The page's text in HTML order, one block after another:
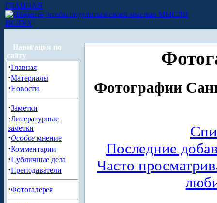
ГЛАВНАЯ
МЫСЛИ
ВСЛУХ
Навигация по
сайту
·Главная
·Материалы
·Новости
·Заметки
·Литературные
заметки
·Особое мнение
·Комментарии
·Публичные дела
·Преподаватели
·Фотогалерея
Фотографии
Последние
Часто